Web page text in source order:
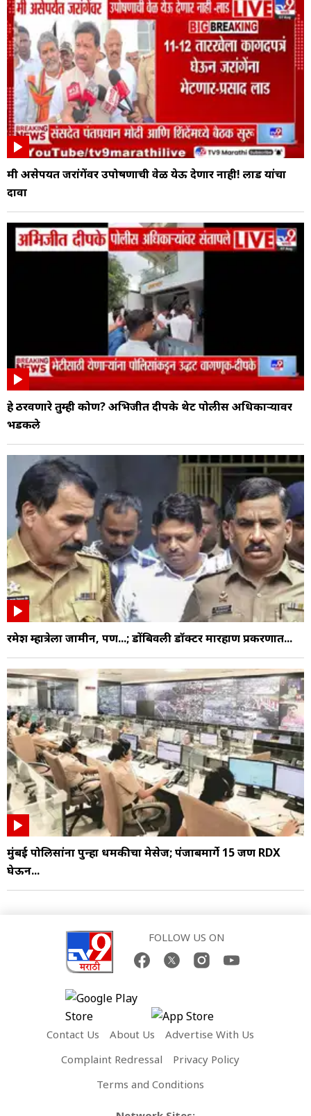
मी असेपर्यंत जरांगेंवर उपोषणाची वेळ येऊ देणार नाही! लाड यांचा
दावा
हे ठरवणारे तुम्ही कोण? अभिजीत दीपके थेट पोलीस अधिकाऱ्यावर
भडकले
रमेश म्हात्रेला जामीन, पण...; डोंबिवली डॉक्टर मारहाण प्रकरणात...
मुंबई पोलिसांना पुन्हा धमकीचा मेसेज; पंजाबमार्गे 15 जण RDX
घेऊन...
FOLLOW US ON
Contact Us About Us
Advertise With Us
Complaint Redressal
Privacy Policy
Terms and Conditions